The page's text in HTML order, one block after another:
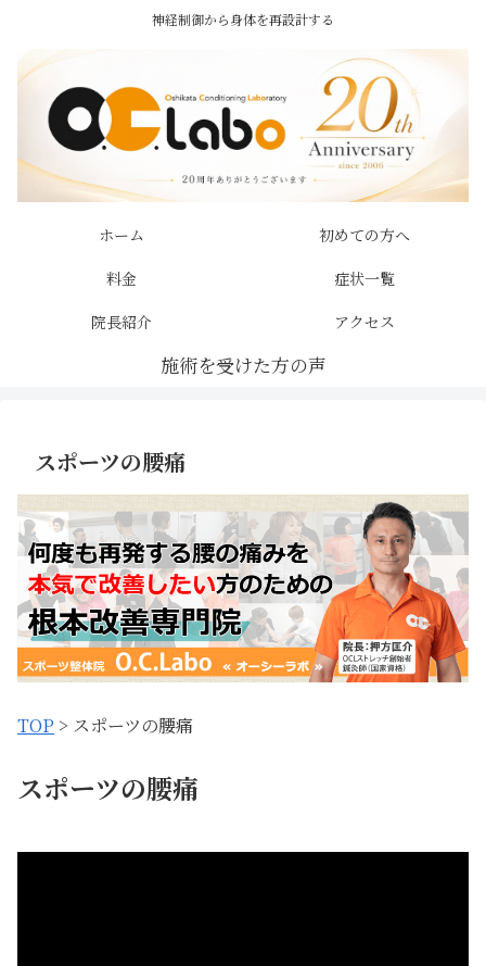
神経制御から身体を再設計する
ホーム
初めての方へ
料金
症状一覧
院長紹介
アクセス
スポーツの腰痛
TOP > スポーツの腰痛
スポーツの腰痛